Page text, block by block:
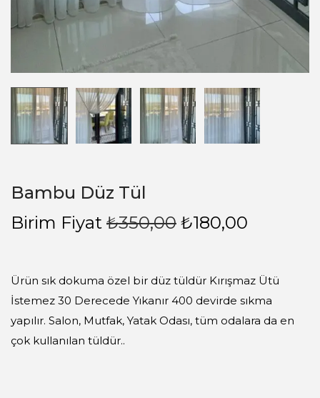
Bambu Düz Tül
Birim Fiyat ₺350,00 ₺180,00
Ürün sık dokuma özel bir düz tüldür Kırışmaz Ütü
İstemez 30 Derecede Yıkanır 400 devirde sıkma
yapılır. Salon, Mutfak, Yatak Odası, tüm odalara da en
çok kullanılan tüldür..